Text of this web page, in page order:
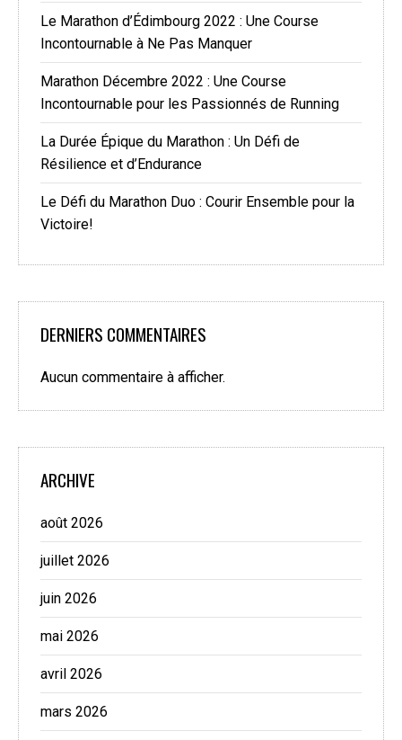
Le Marathon d’Édimbourg 2022 : Une Course
Incontournable à Ne Pas Manquer
Marathon Décembre 2022 : Une Course
Incontournable pour les Passionnés de Running
La Durée Épique du Marathon : Un Défi de
Résilience et d’Endurance
Le Défi du Marathon Duo : Courir Ensemble pour la
Victoire!
DERNIERS COMMENTAIRES
Aucun commentaire à afficher.
ARCHIVE
août 2026
juillet 2026
juin 2026
mai 2026
avril 2026
mars 2026